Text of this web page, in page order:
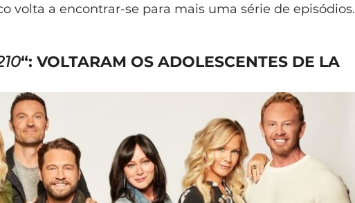
volta a encontrar-se para mais uma série de episódios.
“: VOLTARAM OS ADOLESCENTES DE LA